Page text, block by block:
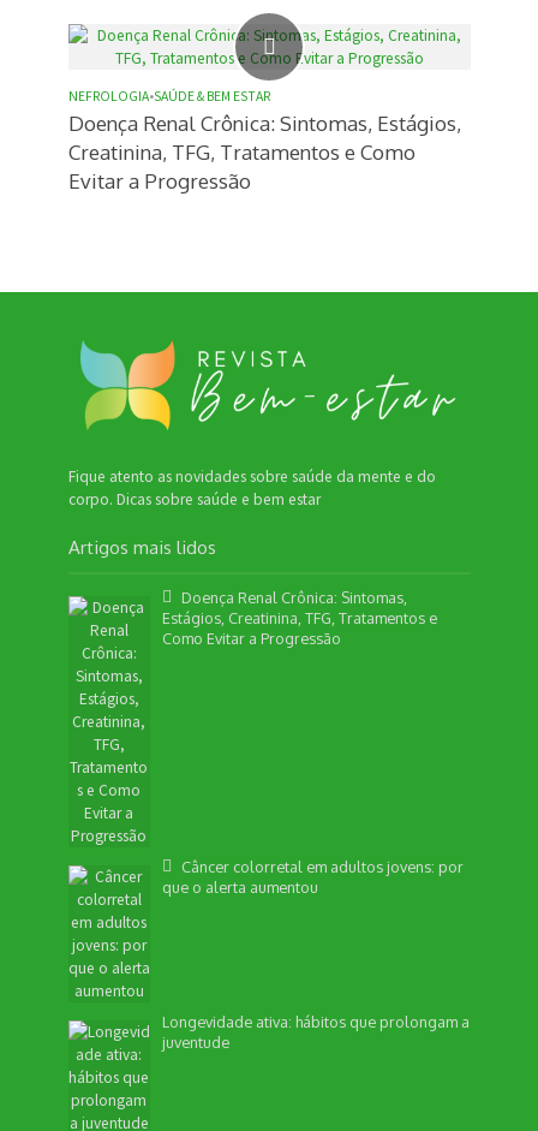
NEFROLOGIA•SAÚDE & BEM ESTAR
Doença Renal Crônica: Sintomas, Estágios,
Creatinina, TFG, Tratamentos e Como
Evitar a Progressão
Fique atento as novidades sobre saúde da mente e do
corpo. Dicas sobre saúde e bem estar
Artigos mais lidos
Doença Renal Crônica: Sintomas,
Estágios, Creatinina, TFG, Tratamentos e
Como Evitar a Progressão
Câncer colorretal em adultos jovens: por
que o alerta aumentou
Longevidade ativa: hábitos que prolongam a
juventude